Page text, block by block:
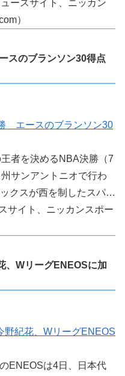
ースサイト、ニッカン
）
スのブランソン30得点
エースのブランソン30
者を決めるNBA決勝（7
サンアントニオで行わ
クスが西を制したスパ…
サイト、ニッカンスポー
、WリーグENEOSに加
野紀花、WリーグENEOS
ENEOSは4日、日本代